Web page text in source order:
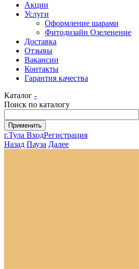
Акции
Услуги
Оформление шарами
Фитодизайн Озеленение
Доставка
Отзывы
Вакансии
Контакты
Гарантия качества
Каталог -
Поиск по каталогу
г.Тула ВходРегистрация
Назад Пауза Далее